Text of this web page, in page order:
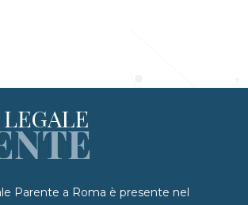
Parente a Roma è presente nel